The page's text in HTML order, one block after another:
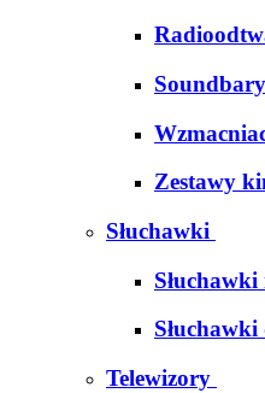
Soundbary
Zestawy
Słuchawki
Słuchawki
Słuchawki
Telewizory